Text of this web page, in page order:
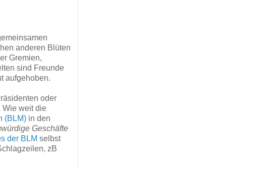
anderen Blüten
Gremien,
sind Freunde
aufgehoben.
oder
Wie weit die
(BLM) in den
Geschäfte
der BLM selbst
zB